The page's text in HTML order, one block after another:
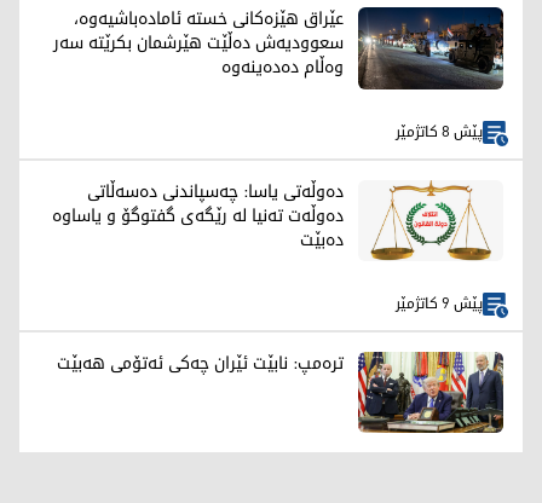
عێراق هێزەکانی خستە ئامادەباشیەوە،
سعوودیەش دەڵێت هێرشمان بکرێتە سەر
وەڵام دەدەینەوە
پێش 8 کاتژمێر
دەوڵەتی یاسا: چەسپاندنی دەسەڵاتی
دەوڵەت تەنیا لە رێگەی گفتوگۆ و یاساوە
دەبێت
پێش 9 کاتژمێر
ترەمپ: نابێت ئێران چەکی ئەتۆمی هەبێت